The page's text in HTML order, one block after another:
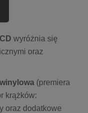
wyróżnia się
oraz
(premiera
krążków:
oraz dodatkowe